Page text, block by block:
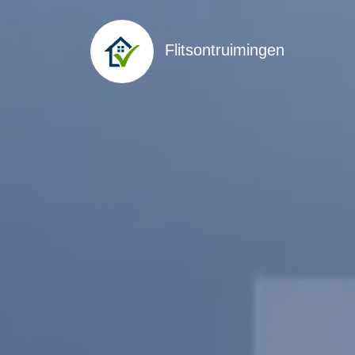
Flitsontruimingen